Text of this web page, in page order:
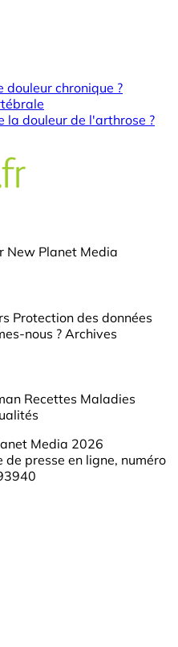
douleur chronique ?
la douleur de l'arthrose ?
New Planet Media
Protection des données
nous ? Archives
Recettes Maladies
Media 2026
presse en ligne, numéro